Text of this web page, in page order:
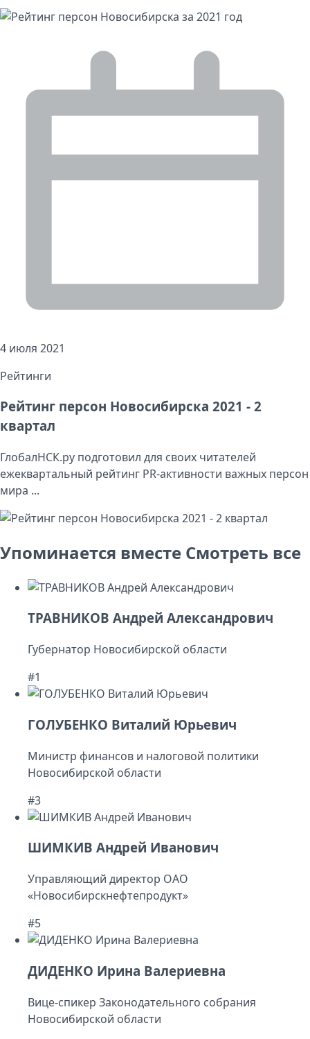
4 июля 2021
Рейтинги
Рейтинг персон Новосибирска 2021 - 2
квартал
ГлобалНСК.ру подготовил для своих читателей
ежеквартальный рейтинг PR-активности важных персон
мира ...
Упоминается вместе Смотреть все
ТРАВНИКОВ Андрей Александрович
Губернатор Новосибирской области
#1
ГОЛУБЕНКО Виталий Юрьевич
Министр финансов и налоговой политики
Новосибирской области
#3
ШИМКИВ Андрей Иванович
Управляющий директор ОАО
«Новосибирскнефтепродукт»
#5
ДИДЕНКО Ирина Валериевна
Вице-спикер Законодательного собрания
Новосибирской области